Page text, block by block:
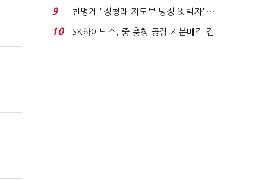
주일
9
친명계 "정청래 지도부 당정 엇박자"…
친청계 "신천지 오...
10
SK하이닉스, 중 충칭 공장 지분매각 검